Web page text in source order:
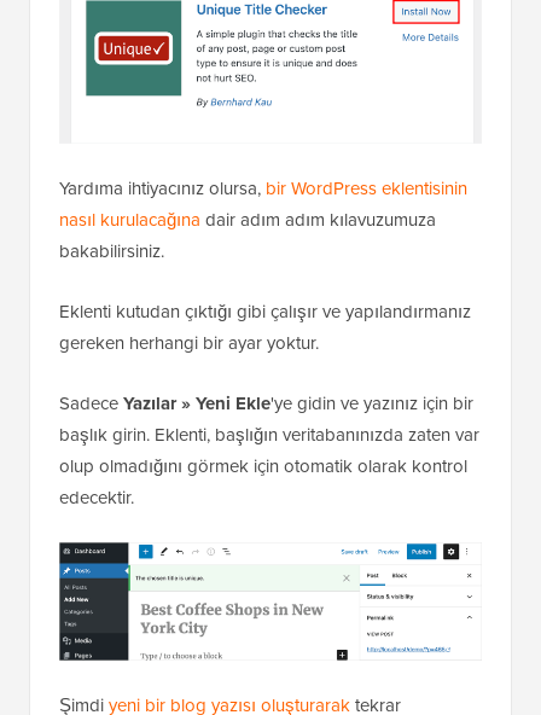
Yardıma ihtiyacınız olursa, bir WordPress eklentisinin
nasıl kurulacağına dair adım adım kılavuzumuza
bakabilirsiniz.
Eklenti kutudan çıktığı gibi çalışır ve yapılandırmanız
gereken herhangi bir ayar yoktur.
SadeceYazılar » Yeni Ekle'ye gidin ve yazınız için bir
başlık girin. Eklenti, başlığın veritabanınızda zaten var
olup olmadığını görmek için otomatik olarak kontrol
edecektir.
Şimdiyeni bir blog yazısı oluşturaraktekrar